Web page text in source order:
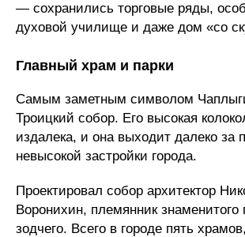
— сохранились торговые ряды,
духовой училище и даже дом «со
Главный храм и парки
Самым заметным символом
Троицкий собор. Его высокая
издалека, и она выходит далеко за
невысокой застройки города.
Проектировал собор архитектор
Воронихин, племянник знаменитого
зодчего. Всего в городе пять